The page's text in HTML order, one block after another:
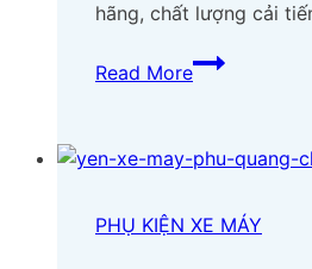
hãng, chất lượng cải
Read More
Phú
Quang
phong
ứng
công
PHỤ KIỆN XE MÁY